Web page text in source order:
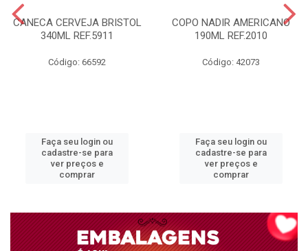
CANECA CERVEJA BRISTOL
340ML REF.5911
Código: 66592
Faça seu login ou
cadastre-se para
ver preços e
comprar
COPO NADIR AMERICANO
190ML REF.2010
Código: 42073
Faça seu login ou
cadastre-se para
ver preços e
comprar